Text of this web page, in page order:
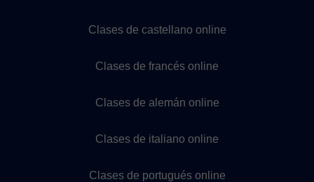
Clases de castellano online
Clases de francés online
Clases de alemán online
Clases de italiano online
Clases de portugués online